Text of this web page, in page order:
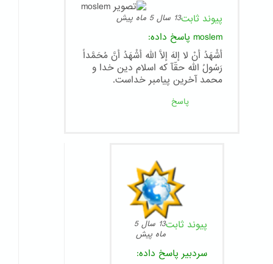
پیوند ثابت13 سال 5 ماه پیش
moslem پاسخ داده:
أشْهَدُ أنْ لا إلهَ إلاَّ الله أشْهَدُ أنَّ مُحَمَّداً
رَسُولُ الله حقّآ که اسلام دین خدا و
محمد آخرین پیامبر خداست.
پاسخ
پیوند ثابت
13 سال 5
ماه پیش
سردبیر پاسخ داده: